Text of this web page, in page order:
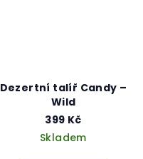
Dezertní talíř Candy –
Wild
399 Kč
Skladem